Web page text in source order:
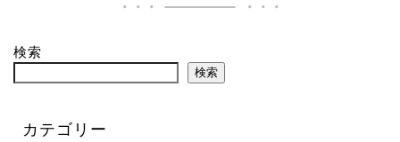
検索
検索
カテゴリー